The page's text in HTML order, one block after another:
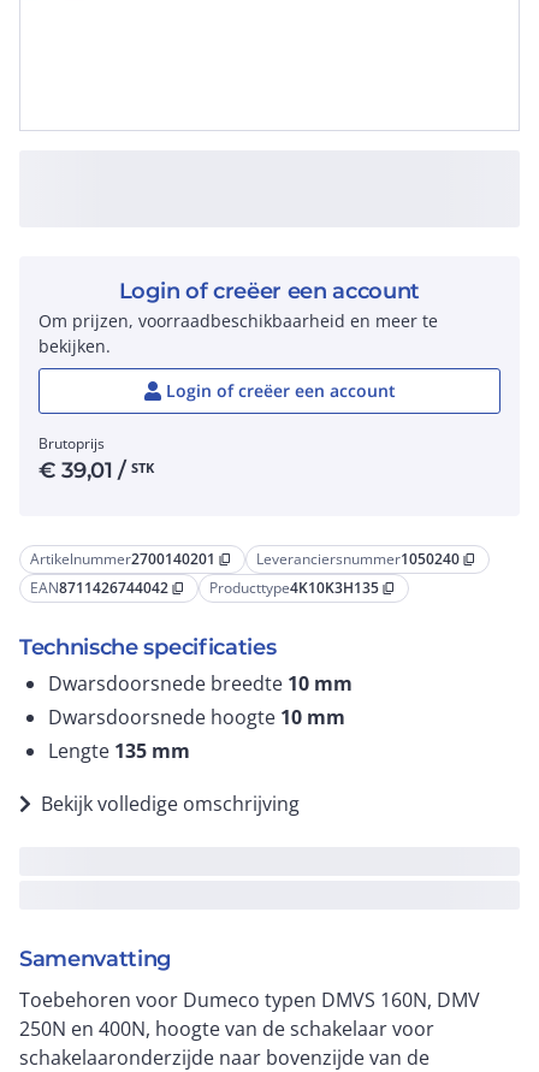
Artikelnummer2700140201 content_copy Leveranciersnummer1050240 content_copy
EAN8711426744042 content_copy Producttype4K10K3H135 content_copy
Technische specificaties
Dwarsdoorsnede breedte 10 mm
Dwarsdoorsnede hoogte 10 mm
Lengte 135 mm
Bekijk volledige omschrijving
Samenvatting
Toebehoren voor Dumeco typen DMVS 160N, DMV
250N en 400N, hoogte van de schakelaar voor
schakelaaronderzijde naar bovenzijde van de
Login of creëer een account
Om prijzen, voorraadbeschikbaarheid en meer te
bekijken.
Login of creëer een account
Brutoprijs
€39,01 / STK